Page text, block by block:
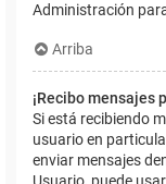
Administración
Arriba
¡Recibo mensajes
Si está recibiendo
usuario en
enviar mensajes